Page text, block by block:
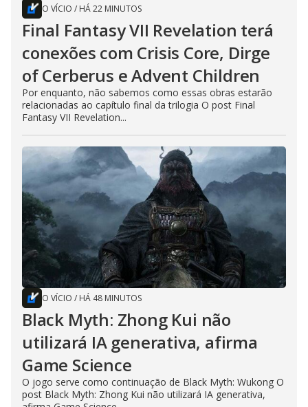
O VÍCIO / HÁ 22 MINUTOS
Final Fantasy VII Revelation terá
conexões com Crisis Core, Dirge
of Cerberus e Advent Children
Por enquanto, não sabemos como essas obras estarão
relacionadas ao capítulo final da trilogia O post Final
Fantasy VII Revelation...
O VÍCIO / HÁ 48 MINUTOS
Black Myth: Zhong Kui não
utilizará IA generativa, afirma
Game Science
O jogo serve como continuação de Black Myth: Wukong O
post Black Myth: Zhong Kui não utilizará IA generativa,